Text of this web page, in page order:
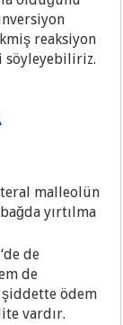
reaksiyon
söyleyebiliriz.
malleolün
yırtılma
de
de
şiddette ödem
vardır.